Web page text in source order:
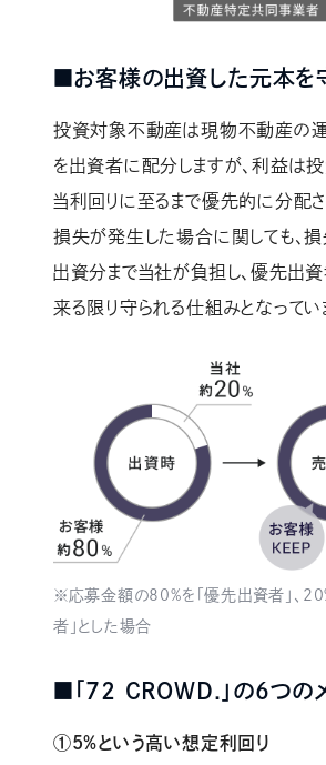
■お客様の出資した元本を
投資対象不動産は現物不動産の
を出資者に配分しますが、利益は
当利回りに至るまで優先的に分配さ
損失が発生した場合に関しても、
出資分まで当社が負担し、優先出
来る限り守られる仕組みとなってい
※応募金額の80%を「優先出資者」、
者」とした場合
■「72 CROWD.」の6つの
①5%という高い想定利回り